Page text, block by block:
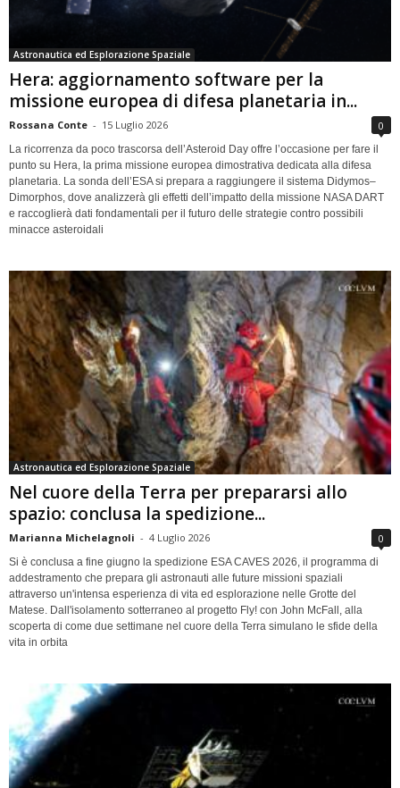
Astronautica ed Esplorazione Spaziale
Hera: aggiornamento software per la
missione europea di difesa planetaria in...
Rossana Conte - 15 Luglio 2026 0
La ricorrenza da poco trascorsa dell’Asteroid Day offre l’occasione per fare il
punto su Hera, la prima missione europea dimostrativa dedicata alla difesa
planetaria. La sonda dell’ESA si prepara a raggiungere il sistema Didymos–
Dimorphos, dove analizzerà gli effetti dell’impatto della missione NASA DART
e raccoglierà dati fondamentali per il futuro delle strategie contro possibili
minacce asteroidali
Astronautica ed Esplorazione Spaziale
Nel cuore della Terra per prepararsi allo
spazio: conclusa la spedizione...
Marianna Michelagnoli - 4 Luglio 2026 0
Si è conclusa a fine giugno la spedizione ESA CAVES 2026, il programma di
addestramento che prepara gli astronauti alle future missioni spaziali
attraverso un'intensa esperienza di vita ed esplorazione nelle Grotte del
Matese. Dall'isolamento sotterraneo al progetto Fly! con John McFall, alla
scoperta di come due settimane nel cuore della Terra simulano le sfide della
vita in orbita